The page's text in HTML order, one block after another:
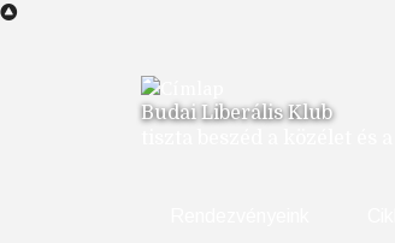
Ugrás
Budai Liberális Klub